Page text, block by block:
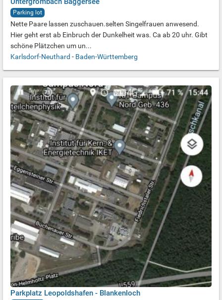
Parking lot
Nette Paare lassen zuschauen.selten Singelfrauen anwesend.
Hier geht erst ab Einbruch der Dunkelheit was. Ca ab 20 uhr. Gibt
schöne Plätzchen um un...
Karlsdorf-Neuthard - Baden-Württemberg
Parkplatz Leopoldshafen - Blankenloch